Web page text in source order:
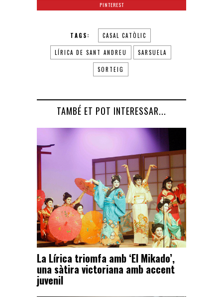
PINTEREST
TAGS: CASAL CATÒLIC
LÍRICA DE SANT ANDREU SARSUELA
SORTEIG
TAMBÉ ET POT INTERESSAR...
La Lírica triomfa amb ‘El Mikado’,
una sàtira victoriana amb accent
juvenil